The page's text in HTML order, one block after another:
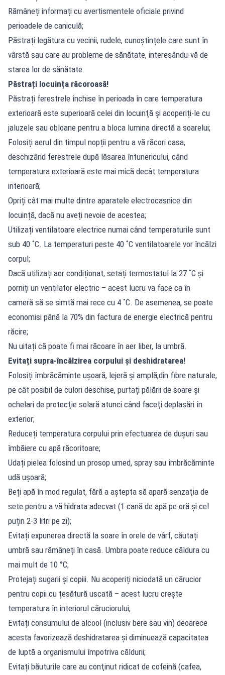
Rămâneți informați cu avertismentele oficiale privind
perioadele de caniculă;
Păstrați legătura cu vecinii, rudele, cunoștințele care sunt în
vârstă sau care au probleme de sănătate, interesându-vă de
starea lor de sănătate.
Păstrați locuința răcoroasă!
Păstrați ferestrele închise în perioada în care temperatura
exterioară este superioară celei din locuinţă și acoperiți-le cu
jaluzele sau obloane pentru a bloca lumina directă a soarelui;
Folosiți aerul din timpul nopții pentru a vă răcori casa,
deschizând ferestrele după lăsarea întunericului, când
temperatura exterioară este mai mică decât temperatura
interioară;
Opriți cât mai multe dintre aparatele electrocasnice din
locuință, dacă nu aveți nevoie de acestea;
Utilizați ventilatoare electrice numai când temperaturile sunt
sub 40 ˚C. La temperaturi peste 40 ˚C ventilatoarele vor încălzi
corpul;
Dacă utilizați aer condiționat, setați termostatul la 27 ˚C și
porniți un ventilator electric – acest lucru va face ca în
cameră să se simtă mai rece cu 4 ˚C. De asemenea, se poate
economisi până la 70% din factura de energie electrică pentru
răcire;
Nu uitați că poate fi mai răcoare în aer liber, la umbră.
Evitați supra-încălzirea corpului și deshidratarea!
Folosiți îmbrăcăminte ușoară, lejeră și amplă,din fibre naturale,
pe cât posibil de culori deschise, purtați pălării de soare și
ochelari de protecţie solară atunci când faceţi deplasări în
exterior;
Reduceți temperatura corpului prin efectuarea de duşuri sau
îmbăiere cu apă răcoritoare;
Udați pielea folosind un prosop umed, spray sau îmbrăcăminte
udă ușoară;
Beți apă în mod regulat, fără a aştepta să apară senzaţia de
sete pentru a vă hidrata adecvat (1 cană de apă pe oră și cel
puțin 2-3 litri pe zi);
Evitați expunerea directă la soare în orele de vârf, căutați
umbră sau rămâneți în casă. Umbra poate reduce căldura cu
mai mult de 10 °C;
Protejați sugarii și copiii. Nu acoperiți niciodată un cărucior
pentru copii cu țesătură uscată – acest lucru crește
temperatura în interiorul căruciorului;
Evitați consumului de alcool (inclusiv bere sau vin) deoarece
acesta favorizează deshidratarea şi diminuează capacitatea
de luptă a organismului împotriva căldurii;
Evitați băuturile care au conţinut ridicat de cofeină (cafea,